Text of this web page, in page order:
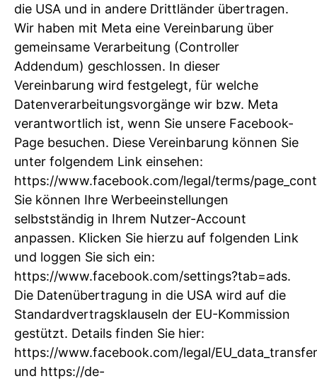
die USA und in andere Drittländer übertragen.
Wir haben mit Meta eine Vereinbarung über
gemeinsame Verarbeitung (Controller
Addendum) geschlossen. In dieser
Vereinbarung wird festgelegt, für welche
Datenverarbeitungsvorgänge wir bzw. Meta
verantwortlich ist, wenn Sie unsere Facebook-
Page besuchen. Diese Vereinbarung können Sie
unter folgendem Link einsehen:
https://www.facebook.com/legal/terms/
Sie können Ihre Werbeeinstellungen
selbstständig in Ihrem Nutzer-Account
anpassen. Klicken Sie hierzu auf folgenden Link
und loggen Sie sich ein:
https://www.facebook.com/settings?tab=ads.
Die Datenübertragung in die USA wird auf die
Standardvertragsklauseln der EU-Kommission
gestützt. Details finden Sie hier:
https://www.facebook.com/legal/
und https://de-